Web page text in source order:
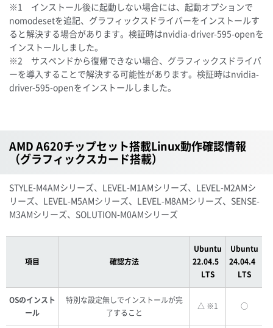
※1 インストール後に起動しない場合には、起動オプションで
nomodesetを追記、グラフィックスドライバーをインストールす
ると解決する場合があります。検証時はnvidia-driver-595-openを
インストールしました。
※2 サスペンドから復帰できない場合、グラフィックスドライバ
ーを導入することで解決する可能性があります。検証時はnvidia-
driver-595-openをインストールしました。
AMD A620チップセット搭載Linux動作確認情報
（グラフィックスカード搭載）
STYLE-M4AMシリーズ、LEVEL-M1AMシリーズ、LEVEL-M2AMシ
リーズ、LEVEL-M5AMシリーズ、LEVEL-M8AMシリーズ、SENSE-
M3AMシリーズ、SOLUTION-M0AMシリーズ
項目 確認方法
Ubuntu
22.04.5
LTS
Ubuntu
24.04.4
LTS
OSのインスト
ール
特別な設定無しでインストールが完
了すること
△ ※1 ○